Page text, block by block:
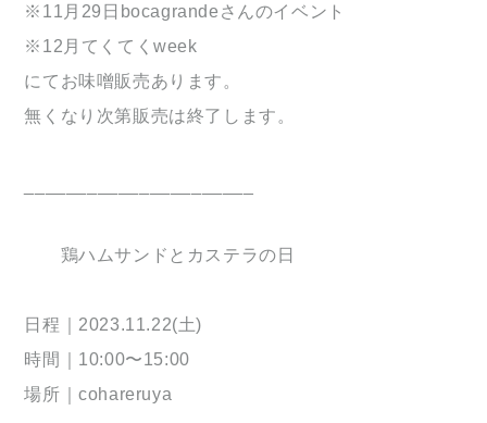
※11月29日bocagrandeさんのイベント
※12月てくてくweek
にてお味噌販売あります。
無くなり次第販売は終了します。
鶏ハムサンドとカステラの日
日程｜2023.11.22(土)
時間｜10:00〜15:00
場所｜cohareruya